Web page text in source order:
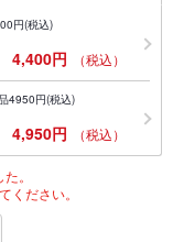
円(税込)
4,400円 （税込）
4950円(税込)
4,950円 （税込）
。
ください。